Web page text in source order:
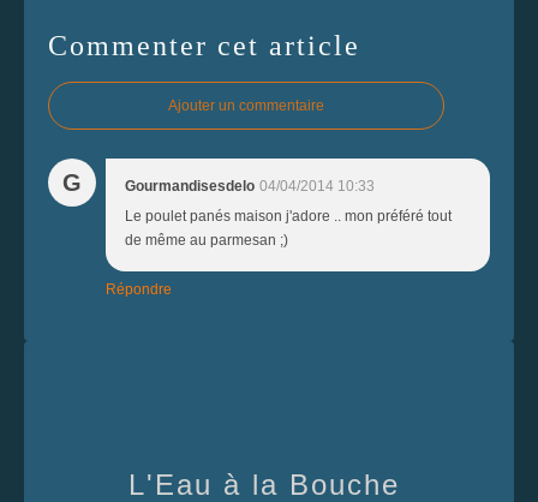
Commenter cet article
Ajouter un commentaire
G Gourmandisesdelo 04/04/2014 10:33
Le poulet panés maison j'adore .. mon préféré tout
de même au parmesan ;)
Répondre
L'Eau à la Bouche